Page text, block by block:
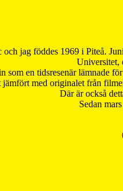
och jag föddes 1969 i Piteå.
Universitet,
som en tidsresenär lämnade
jämfört med originalet från
Där är också
Sedan